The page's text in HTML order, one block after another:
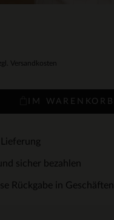
Versandkosten
IM WARENKORB
sicher bezahlen
Rückgabe in Geschäften